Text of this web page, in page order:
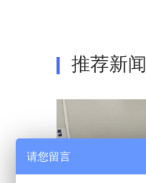
推荐新闻
请您留言